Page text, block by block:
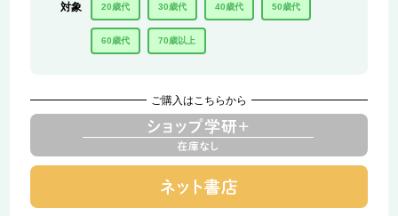
対象 20歳代 30歳代 40歳代 50歳代
60歳代 70歳以上
ご購入はこちらから